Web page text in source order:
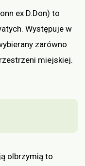
ex D.Don) to
Występuje w
zarówno
miejskiej.
olbrzymią to